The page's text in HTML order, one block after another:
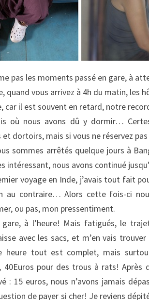
pas les moments passé en gare, à
quand vous arrivez à 4h du matin,
car il est souvent en retard, notre
où nous avons dû y dormir…
dortoirs, mais si vous ne réservez
sommes arrêtés quelque jours à
intéressant, nous avons continué
voyage en Inde, j’avais tout fait
au contraire… Alors cette fois-ci
ou pas, mon pressentiment.
gare, à l’heure! Mais fatigués, le
avec les sacs, et m’en vais
heure tout est complet, mais
40Euros pour des trous à rats! Après
: 15 euros, nous n’avons jamais
de payer si cher! Je reviens